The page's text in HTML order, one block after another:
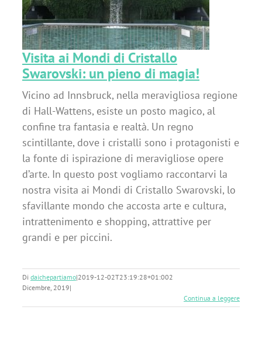
Visita ai Mondi di Cristallo
Swarovski: un pieno di magia!
Vicino ad Innsbruck, nella meravigliosa regione
di Hall-Wattens, esiste un posto magico, al
confine tra fantasia e realtà. Un regno
scintillante, dove i cristalli sono i protagonisti e
la fonte di ispirazione di meravigliose opere
d’arte. In questo post vogliamo raccontarvi la
nostra visita ai Mondi di Cristallo Swarovski, lo
sfavillante mondo che accosta arte e cultura,
intrattenimento e shopping, attrattive per
grandi e per piccini.
Di daichepartiamo|2019-12-02T23:19:28+01:002
Dicembre, 2019|
Continua a leggere